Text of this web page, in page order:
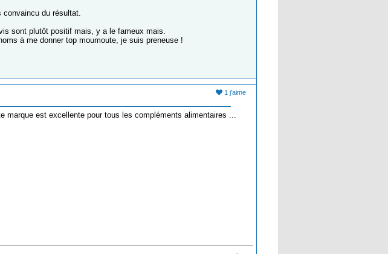
convaincu du résultat.
sont plutôt positif mais, y a le fameux mais.
à me donner top moumoute, je suis preneuse !
1 j'aime
marque est excellente pour tous les compléments alimentaires ...